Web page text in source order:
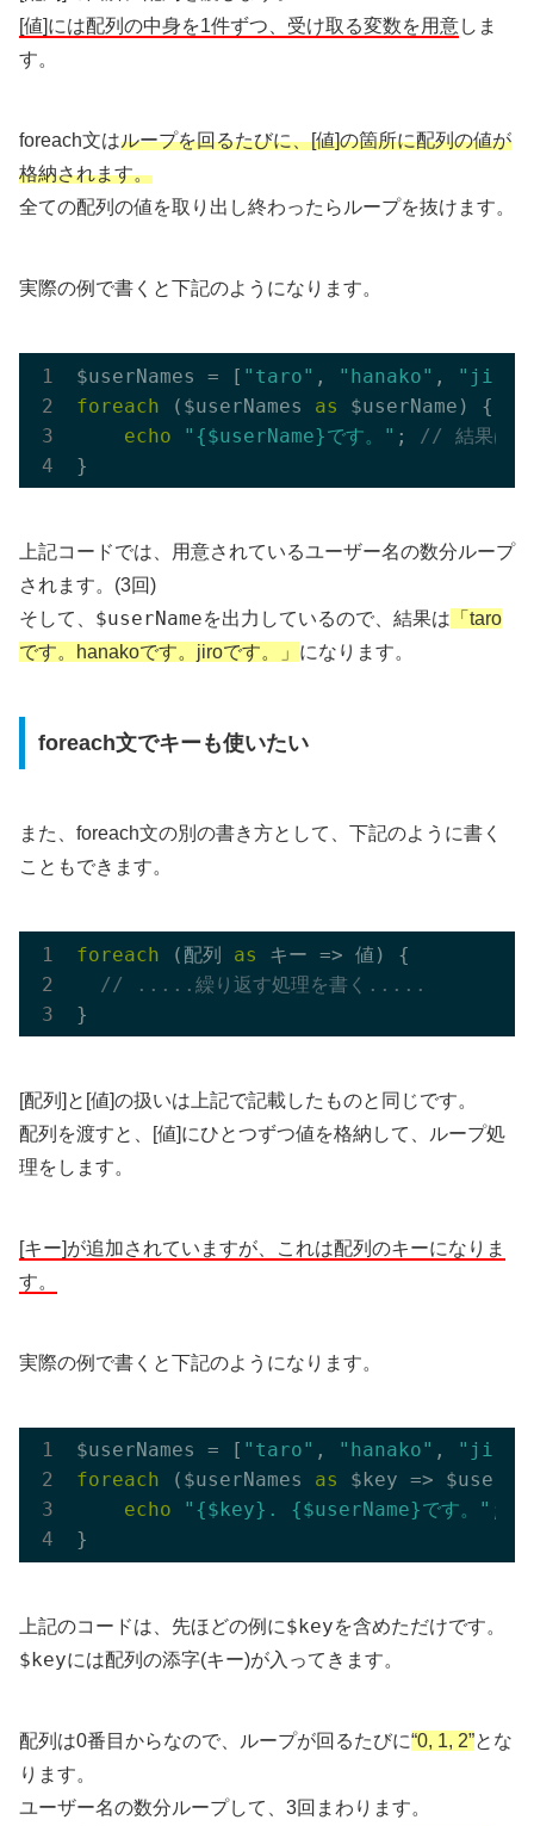
[値]には配列の中身を1件ずつ、受け取る変数を用意しま
す。
foreach文はループを回るたびに、[値]の箇所に配列の値が
格納されます。
全ての配列の値を取り出し終わったらループを抜けます。
実際の例で書くと下記のようになります。
$userNames = [ "taro" , "hanako" ,
"jiro"
foreach ($userNames as
$userName) {
echo
"{$userName}です。" ;
// 結果は
上記コードでは、用意されているユーザー名の数分ループ
されます。(3回)
そして、 $userNameを出力しているので、結果は 「taro
です。hanakoです。jiroです。」 になります。
foreach文でキーも使いたい
また、foreach文の別の書き方として、下記のように書く
こともできます。
foreach (配列 as
キー => 値) {
// .....繰り返す処理を書く.....
[配列]と[値]の扱いは上記で記載したものと同じです。
配列を渡すと、[値]にひとつずつ値を格納して、ループ処
理をします。
[キー]が追加されていますが、これは配列のキーになりま
す。
実際の例で書くと下記のようになります。
$userNames = [ "taro" , "hanako" ,
"jiro"
foreach ($userNames as
$key =>
echo
"{$key}. {$userName}です。"
上記のコードは、先ほどの例に$keyを含めただけです。
$keyには配列の添字(キー)が入ってきます。
配列は0番目からなので、ループが回るたびに“0, 1, 2”とな
ります。
ユーザー名の数分ループして、3回まわります。